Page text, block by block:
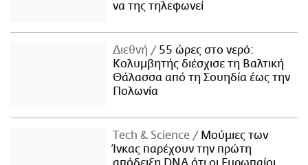
να της τηλεφωνεί
Διεθνή
55 ώρες στο νερό:
Κολυμβητής διέσχισε τη Βαλτική
Θάλασσα από τη Σουηδία έως την
Πολωνία
Τech & Science
Μούμιες των
Ίνκας παρέχουν την πρώτη